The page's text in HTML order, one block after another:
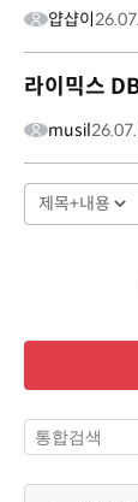
얍샵이
라이믹스
musil